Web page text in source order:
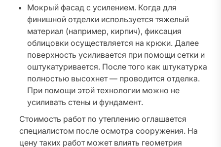
Мокрый фасад с усилением. Когда для
финишной отделки используется тяжелый
материал (например, кирпич), фиксация
облицовки осуществляется на крюки. Далее
поверхность усиливается при помощи сетки и
оштукатуривается. После того как штукатурка
полностью высохнет — проводится отделка.
При помощи этой технологии можно не
усиливать стены и фундамент.
Стоимость работ по утеплению оглашается
специалистом после осмотра сооружения. На
цену таких работ может влиять геометрия